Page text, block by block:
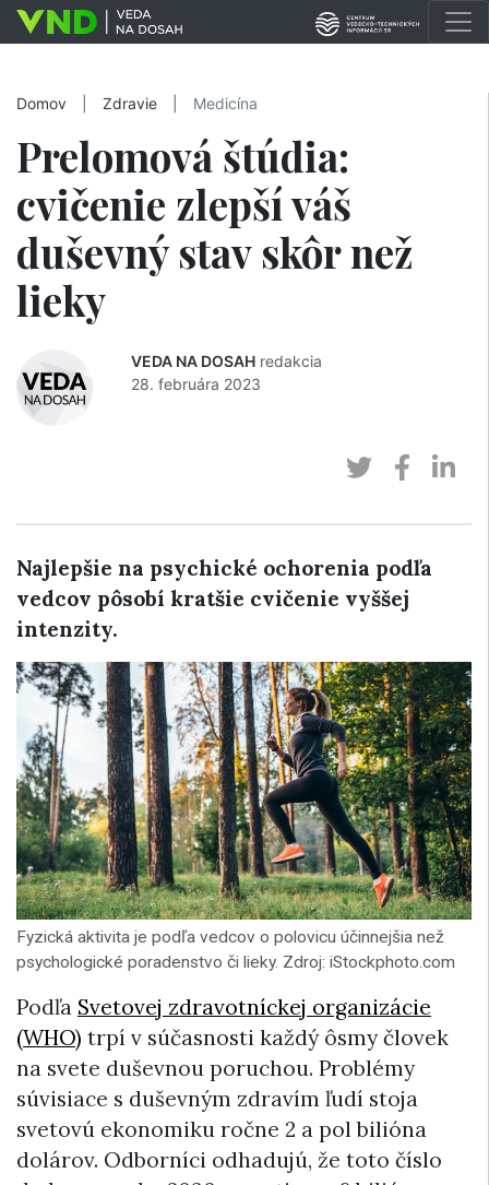
Domov Zdravie Medicína
Prelomová štúdia:
cvičenie zlepší váš
duševný stav skôr než
lieky
VEDA NA DOSAH redakcia
28. februára 2023
Najlepšie na psychické ochorenia podľa
vedcov pôsobí kratšie cvičenie vyššej
intenzity.
Fyzická aktivita je podľa vedcov o polovicu účinnejšia než
psychologické poradenstvo či lieky. Zdroj: iStockphoto.com
Podľa Svetovej zdravotníckej organizácie
(WHO) trpí v súčasnosti každý ôsmy človek
na svete duševnou poruchou. Problémy
súvisiace s duševným zdravím ľudí stoja
svetovú ekonomiku ročne 2 a pol bilióna
dolárov. Odborníci odhadujú, že toto číslo